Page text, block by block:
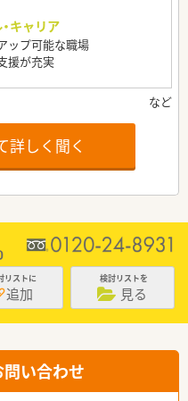
キャリア
ップ可能な職場
援が充実
詳しく聞く
リストに
追加
検討リストを
見る
い合わせ